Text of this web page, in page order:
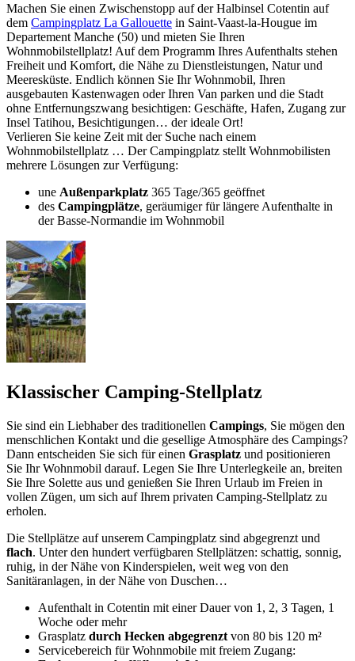
Machen Sie einen Zwischenstopp auf der Halbinsel Cotentin auf
dem Campingplatz La Gallouette in Saint-Vaast-la-Hougue im
Departement Manche (50) und mieten Sie Ihren
Wohnmobilstellplatz! Auf dem Programm Ihres Aufenthalts stehen
Freiheit und Komfort, die Nähe zu Dienstleistungen, Natur und
Meeresküste. Endlich können Sie Ihr Wohnmobil, Ihren
ausgebauten Kastenwagen oder Ihren Van parken und die Stadt
ohne Entfernungszwang besichtigen: Geschäfte, Hafen, Zugang zur
Insel Tatihou, Besichtigungen… der ideale Ort!
Verlieren Sie keine Zeit mit der Suche nach einem
Wohnmobilstellplatz … Der Campingplatz stellt Wohnmobilisten
mehrere Lösungen zur Verfügung:
une Außenparkplatz 365 Tage/365 geöffnet
des Campingplätze, geräumiger für längere Aufenthalte in
der Basse-Normandie im Wohnmobil
Klassischer Camping-Stellplatz
Sie sind ein Liebhaber des traditionellen Campings, Sie mögen den
menschlichen Kontakt und die gesellige Atmosphäre des Campings?
Dann entscheiden Sie sich für einen Grasplatz und positionieren
Sie Ihr Wohnmobil darauf. Legen Sie Ihre Unterlegkeile an, breiten
Sie Ihre Solette aus und genießen Sie Ihren Urlaub im Freien in
vollen Zügen, um sich auf Ihrem privaten Camping-Stellplatz zu
erholen.
Die Stellplätze auf unserem Campingplatz sind abgegrenzt und
flach. Unter den hundert verfügbaren Stellplätzen: schattig, sonnig,
ruhig, in der Nähe von Kinderspielen, weit weg von den
Sanitäranlagen, in der Nähe von Duschen…
Aufenthalt in Cotentin mit einer Dauer von 1, 2, 3 Tagen, 1
Woche oder mehr
Grasplatz durch Hecken abgegrenzt von 80 bis 120 m²
Servicebereich für Wohnmobile mit freiem Zugang: